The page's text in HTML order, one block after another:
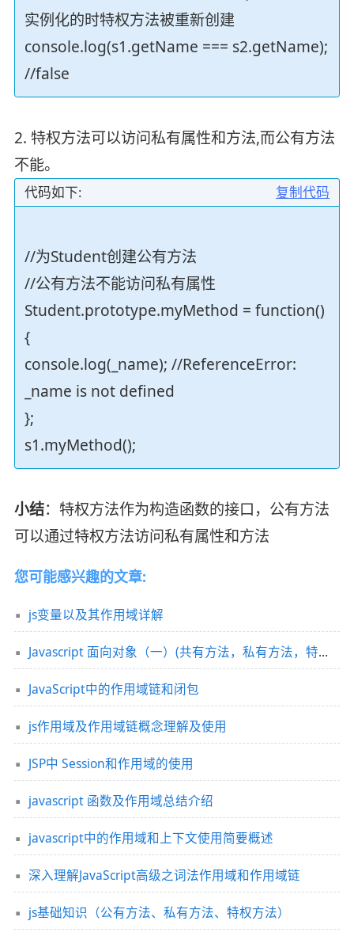
实例化的时特权方法被重新创建
console.log(s1.getName === s2.getName);
//false
2. 特权方法可以访问私有属性和方法,而公有方法
不能。
复制代码
代码如下:
//为Student创建公有方法
//公有方法不能访问私有属性
Student.prototype.myMethod = function()
{
console.log(_name); //ReferenceError:
_name is not defined
};
s1.myMethod();
小结：特权方法作为构造函数的接口，公有方法
可以通过特权方法访问私有属性和方法
您可能感兴趣的文章:
js变量以及其作用域详解
Javascript 面向对象（一）(共有方法，私有方法，特权方法)
JavaScript中的作用域链和闭包
js作用域及作用域链概念理解及使用
JSP中 Session和作用域的使用
javascript 函数及作用域总结介绍
javascript中的作用域和上下文使用简要概述
深入理解JavaScript高级之词法作用域和作用域链
js基础知识（公有方法、私有方法、特权方法）